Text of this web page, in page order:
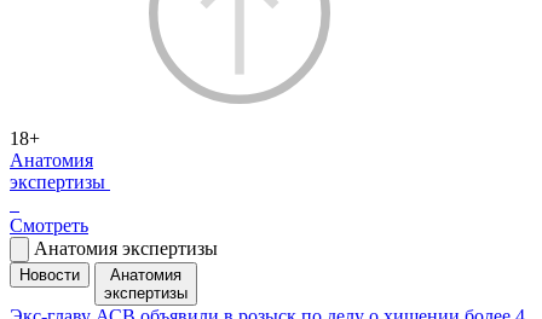
18+
Анатомия
экспертизы
Смотреть
Анатомия экспертизы
Новости
Анатомия
экспертизы